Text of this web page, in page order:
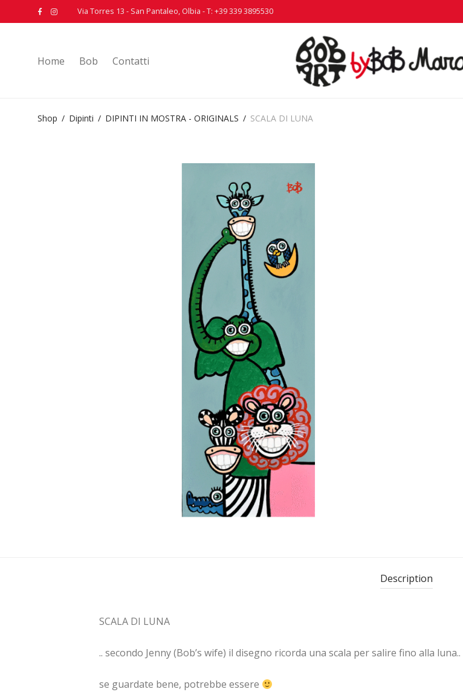
Via Torres 13 - San Pantaleo, Olbia - T: +39 339 3895530
Home Bob Contatti
Shop / Dipinti / DIPINTI IN MOSTRA - ORIGINALS / SCALA DI LUNA
Description
SCALA DI LUNA
.. secondo Jenny (Bob’s wife) il disegno ricorda una scala per salire fino alla luna..
se guardate bene, potrebbe essere